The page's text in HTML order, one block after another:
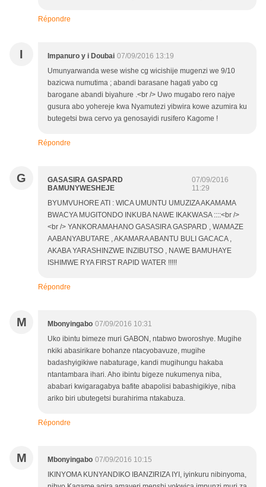
Répondre
I Impanuro y i Doubai 07/09/2016 13:19
Umunyarwanda wese wishe cg wicishije mugenzi we 9/10
bazicwa numutima ; abandi barasane hagati yabo cg
barogane abandi biyahure .<br /> Uwo mugabo rero najye
gusura abo yohereje kwa Nyamutezi yibwira kowe azumira ku
butegetsi bwa cervo ya genosayidi rusifero Kagome !
Répondre
G
GASASIRA GASPARD
BAMUNYWESHEJE
07/09/2016
11:29
BYUMVUHORE ATI : WICA UMUNTU UMUZIZA AKAMAMA
BWACYA MUGITONDO INKUBA NAWE IKAKWASA ::::<br />
<br /> YANKORAMAHANO GASASIRA GASPARD , WAMAZE
AABANYABUTARE , AKAMARA ABANTU BULI GACACA ,
AKABA YARASHINZWE INZIBUTSO , NAWE BAMUHAYE
ISHIMWE RYA FIRST RAPID WATER !!!!!
Répondre
M Mbonyingabo 07/09/2016 10:31
Uko ibintu bimeze muri GABON, ntabwo bworoshye. Mugihe
nkiki abasirikare bohanze ntacyobavuze, mugihe
badashyigikiwe nabaturage, kandi mugihungu hakaba
ntantambara ihari. Aho ibintu bigeze nukumenya niba,
ababari kwigaragabya bafite abapolisi babashigikiye, niba
ariko biri ubutegetsi burahirima ntakabuza.
Répondre
M Mbonyingabo 07/09/2016 10:15
IKINYOMA KUNYANDIKO IBANZIRIZA IYI, iyinkuru nibinyoma,